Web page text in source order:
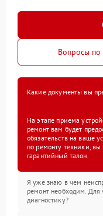
Вопросы по
Какие документы вы
На этапе приема
ремонт вам будет
обязательств на ваше
по ремонту техники,
гарантийный талон.
Я уже знаю в чем
ремонт необходим. Для
диагностику?